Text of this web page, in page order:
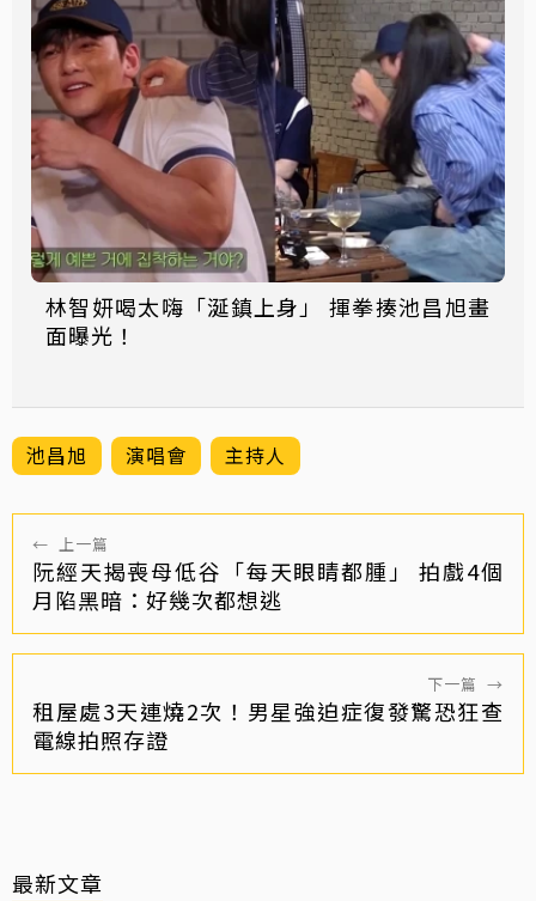
林智妍喝太嗨「涎鎮上身」 揮拳揍池昌旭畫
面曝光！
池昌旭 演唱會 主持人
← 上一篇
阮經天揭喪母低谷「每天眼睛都腫」 拍戲4個
月陷黑暗：好幾次都想逃
下一篇 →
租屋處3天連燒2次！男星強迫症復發驚恐狂查
電線拍照存證
最新文章